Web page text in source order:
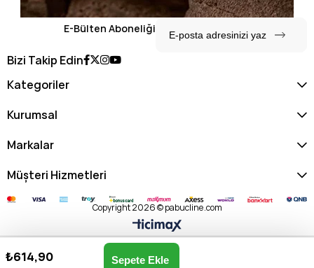
E-Bülten Aboneliği
Bizi Takip Edin
Kategoriler
Kurumsal
Markalar
Müşteri Hizmetleri
Copyright 2026 © pabucline.com
Twıgy Margo Kadın Ev Terliği (36-41) T-MARGO Z-BEJ
₺614,90
Anasayfa Favorilerim